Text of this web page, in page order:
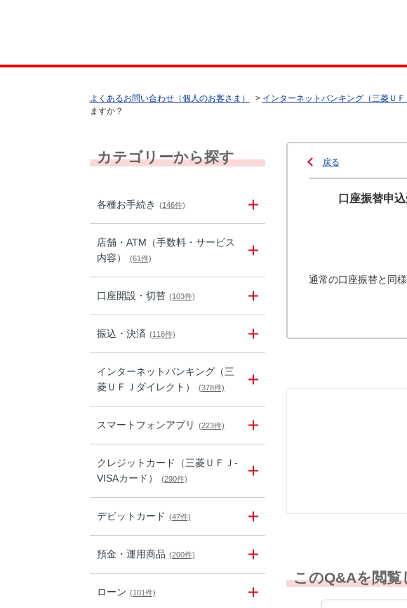
よくあるお問い合わせ（個人のお客さま） > インターネットバンキング（三菱ＵＦ
ますか？
カテゴリーから探す
各種お手続き (146件)
店舗・ATM（手数料・サービス
内容）
(61件)
口座開設・切替 (103件)
振込・決済 (118件)
インターネットバンキング（三
菱ＵＦＪダイレクト）
(378件)
スマートフォンアプリ (223件)
クレジットカード（三菱ＵＦＪ-
VISAカード）
(290件)
デビットカード (47件)
預金・運用商品 (200件)
ローン (101件)
戻る
口座振替申
通常の口座振替と同
このQ&Aを閲覧